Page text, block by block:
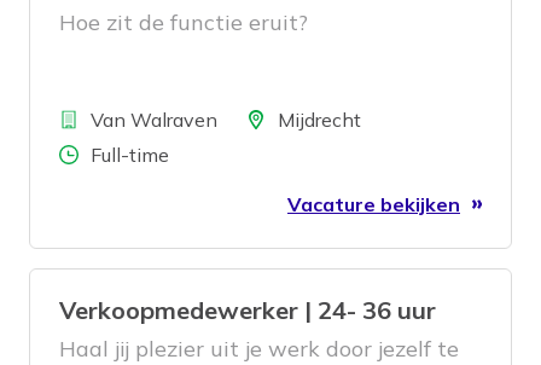
Hoe zit de functie eruit?
BedrijfVan Walraven LocatieMijdrecht
Aantal uren
Full-time
Vacature bekijken
Verkoopmedewerker | 24- 36 uur
Haal jij plezier uit je werk door jezelf te